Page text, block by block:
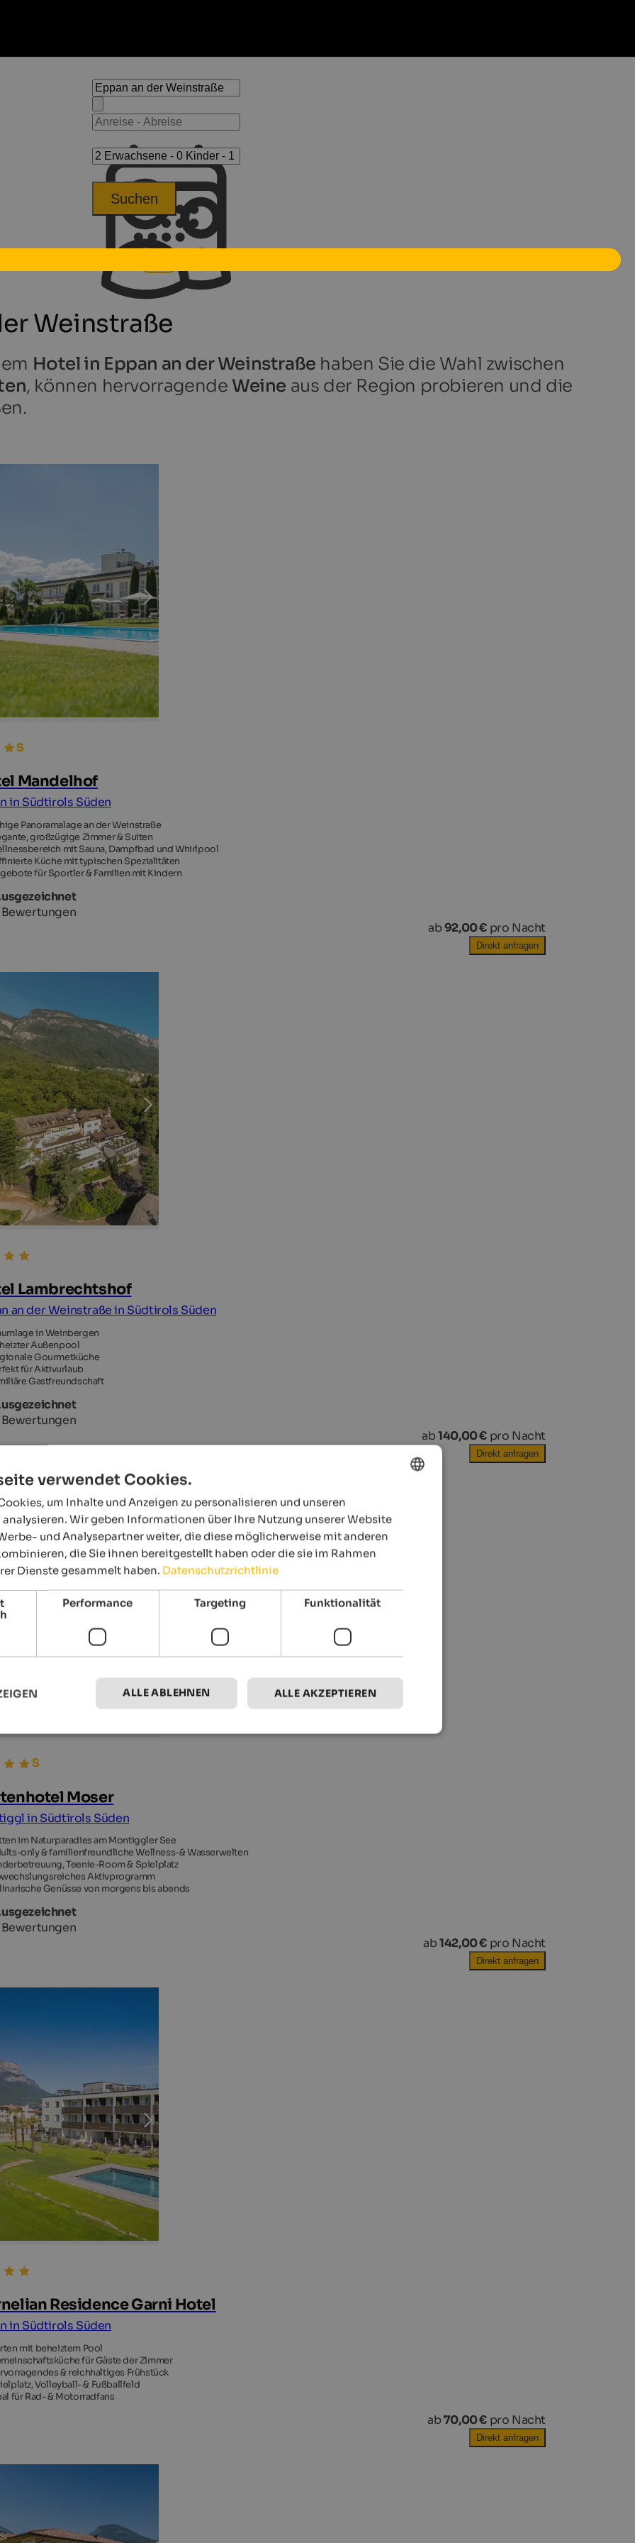
Suchen
Weinstraße
Hotel in Eppan an der Weinstraße haben Sie die Wahl zwischen
, können hervorragende Weine aus der Region probieren und die
Mandelhof
in Südtirols Süden
Panoramalage an der Weinstraße
großzügige Zimmer & Suiten
mit Sauna, Dampfbad und Whirlpool
Küche mit typischen Spezialitäten
für Sportler & Familien mit Kindern
Bewertungen
ab92,00 € pro Nacht
Direkt anfragen
Lambrechtshof
an der Weinstraße in Südtirols Süden
in Weinbergen
Außenpool
Gourmetküche
für Aktivurlaub
Gastfreundschaft
Bewertungen
ab140,00 € pro Nacht
Direkt anfragen
Moser
in Südtirols Süden
im Naturparadies am Montiggler See
only & familienfreundliche Wellness-& Wasserwelten
Teenie-Room & Spielplatz
Aktivprogramm
Genüsse von morgens bis abends
Bewertungen
ab142,00 € pro Nacht
Direkt anfragen
Residence Garni Hotel
in Südtirols Süden
mit beheiztem Pool
für Gäste der Zimmer
& reichhaltiges Frühstück
Volleyball- & Fußballfeld
für Rad- & Motorradfans
ab70,00 € pro Nacht
Direkt anfragen
GERMAN
verwendet Cookies.
um Inhalte und Anzeigen zu personalisieren und unseren
analysieren. Wir geben Informationen über Ihre Nutzung unserer Website
und Analysepartner weiter, die diese möglicherweise mit anderen
die Sie ihnen bereitgestellt haben oder die sie im Rahmen
Dienste gesammelt haben. Datenschutzrichtlinie
Performance Targeting Funktionalität
ALLE AKZEPTIEREN
ALLE ABLEHNEN